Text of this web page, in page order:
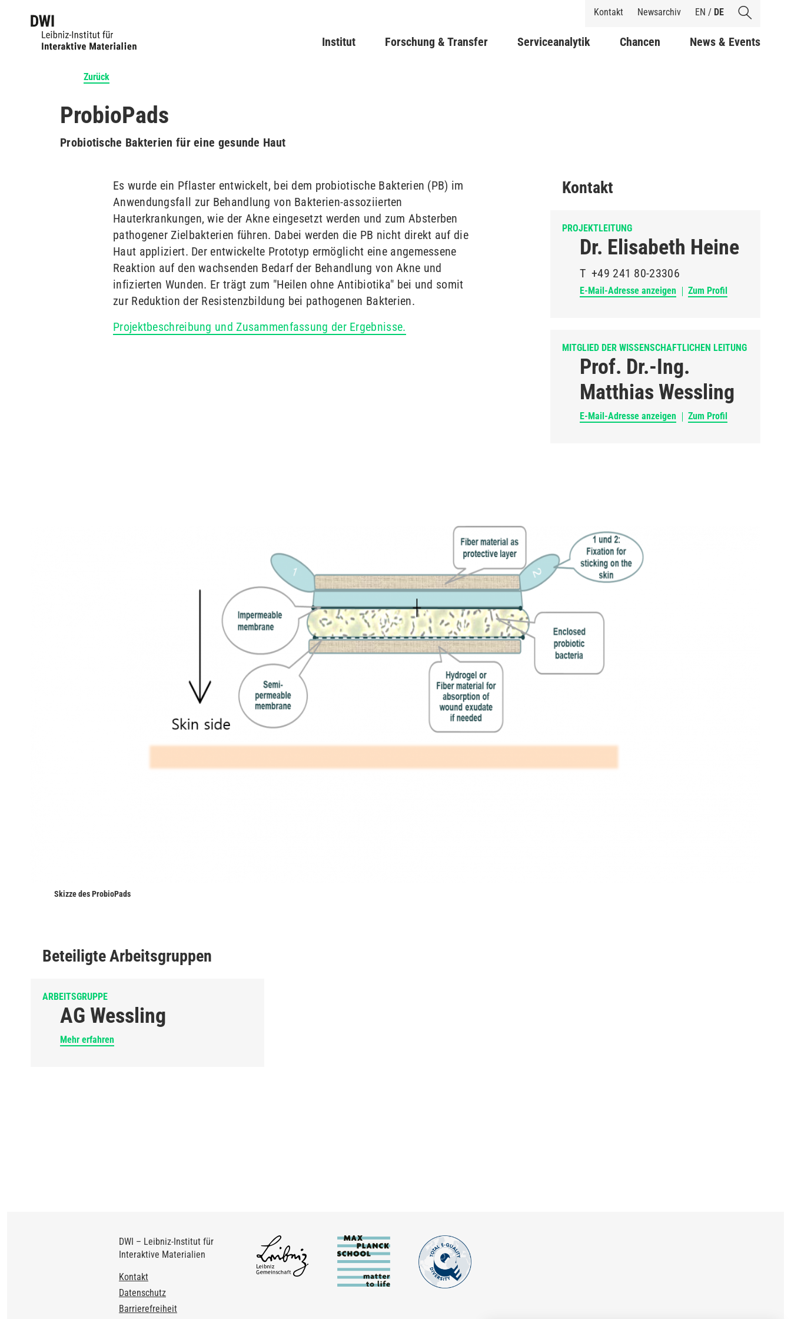
Inhalt
Shortcuts
Kontakt Newsarchiv EN / DE
Main navigation
Institut Forschung & Transfer Serviceanalytik Chancen News & Events
Zurück
ProbioPads
Probiotische Bakterien für eine gesunde Haut
Es wurde ein Pflaster entwickelt, bei dem probiotische Bakterien (PB) im
Anwendungsfall zur Behandlung von Bakterien-assoziierten
Hauterkrankungen, wie der Akne eingesetzt werden und zum Absterben
pathogener Zielbakterien führen. Dabei werden die PB nicht direkt auf die
Haut appliziert. Der entwickelte Prototyp ermöglicht eine angemessene
Reaktion auf den wachsenden Bedarf der Behandlung von Akne und
infizierten Wunden. Er trägt zum "Heilen ohne Antibiotika" bei und somit
zur Reduktion der Resistenzbildung bei pathogenen Bakterien.
Projektbeschreibung und Zusammenfassung der Ergebnisse.
Kontakt
PROJEKTLEITUNG
Dr. Elisabeth Heine
T +49 241 80-23306
E-Mail-Adresse anzeigen Zum Profil
MITGLIED DER WISSENSCHAFTLICHEN LEITUNG
Prof. Dr.-Ing.
Matthias Wessling
E-Mail-Adresse anzeigen Zum Profil
Skizze des ProbioPads
Beteiligte Arbeitsgruppen
ARBEITSGRUPPE
AG Wessling
Mehr erfahren
DWI – Leibniz-Institut für
Interaktive Materialien
Footer
Kontakt
Datenschutz
Barrierefreiheit